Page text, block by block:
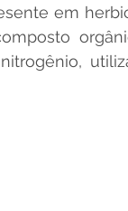
em